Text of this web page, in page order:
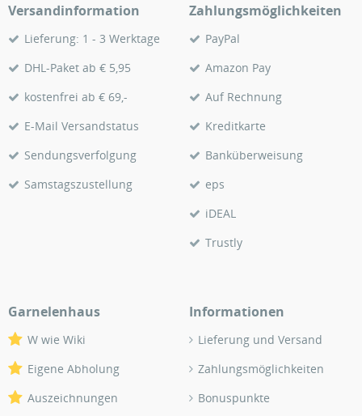
Versandinformation
Lieferung: 1 - 3 Werktage
DHL-Paket ab € 5,95
kostenfrei ab € 69,-
E-Mail Versandstatus
Sendungsverfolgung
Samstagszustellung
Zahlungsmöglichkeiten
PayPal
Amazon Pay
Auf Rechnung
Kreditkarte
Banküberweisung
eps
iDEAL
Trustly
Garnelenhaus
W wie Wiki
Eigene Abholung
Auszeichnungen
Informationen
Lieferung und Versand
Zahlungsmöglichkeiten
Bonuspunkte